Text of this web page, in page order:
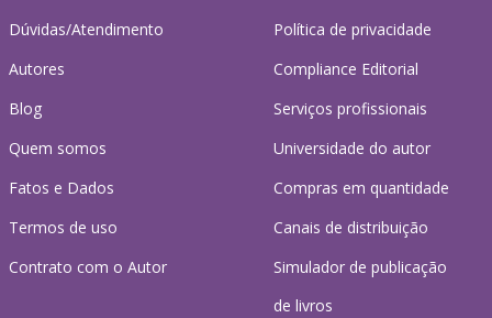
Dúvidas/Atendimento
Autores
Blog
Quem somos
Fatos e Dados
Termos de uso
Contrato com o Autor
Política de privacidade
Compliance Editorial
Serviços profissionais
Universidade do autor
Compras em quantidade
Canais de distribuição
Simulador de publicação
de livros